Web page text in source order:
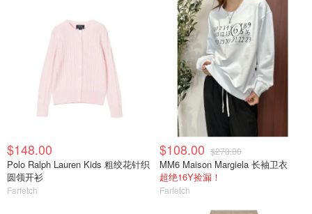
$148.00
Polo Ralph Lauren Kids 粗绞花针织
圆领开衫
Farfetch
$108.00 $270.00
MM6 Maison Margiela 长袖卫衣
超绝16Y捡漏！
Farfetch